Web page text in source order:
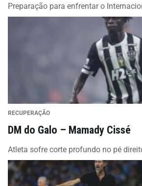
Preparação para enfrentar o
RECUPERAÇÃO
DM do Galo – Mamady Cissé
Atleta sofre corte profundo no pé